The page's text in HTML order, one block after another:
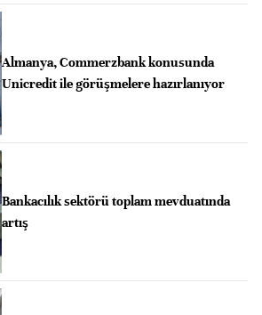
Almanya, Commerzbank konusunda
Unicredit ile görüşmelere hazırlanıyor
Bankacılık sektörü toplam mevduatında
artış